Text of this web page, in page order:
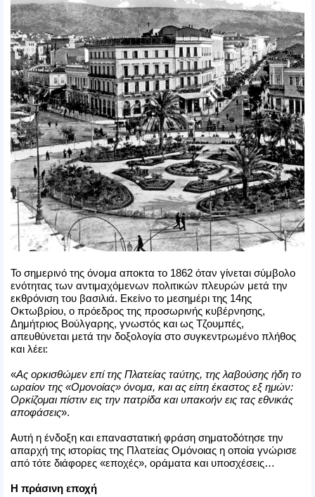
Το σημερινό της όνομα αποκτα το 1862 όταν γίνεται σύμβολο
ενότητας των αντιμαχόμενων πολιτικών πλευρών μετά την
εκθρόνιση του βασιλιά. Εκείνο το μεσημέρι της 14ης
Οκτωβρίου, ο πρόεδρος της προσωρινής κυβέρνησης,
Δημήτριος Βούλγαρης, γνωστός και ως Τζουμπές,
απευθύνεται μετά την δοξολογία στο συγκεντρωμένο πλήθος
και λέει:
«Ας ορκισθώμεν επί της Πλατείας ταύτης, της λαβούσης ήδη το
ωραίον της «Ομονοίας» όνομα, και ας είπη έκαστος εξ ημών:
Ορκίζομαι πίστιν εις την πατρίδα και υπακοήν εις τας εθνικάς
αποφάσεις».
Αυτή η ένδοξη και επαναστατική φράση σηματοδότησε την
απαρχή της ιστορίας της Πλατείας Ομόνοιας η οποία γνώρισε
από τότε διάφορες «εποχές», οράματα και υποσχέσεις…
Η πράσινη εποχή